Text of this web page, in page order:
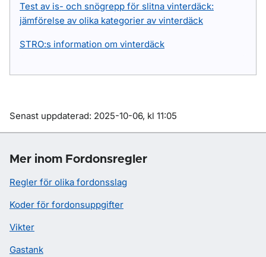
Test av is- och snögrepp för slitna vinterdäck:
jämförelse av olika kategorier av vinterdäck
STRO:s information om vinterdäck
Om sidan
Senast uppdaterad: 2025-10-06, kl 11:05
Mer inom Fordonsregler
Regler för olika fordonsslag
Koder för fordonsuppgifter
Vikter
Gastank